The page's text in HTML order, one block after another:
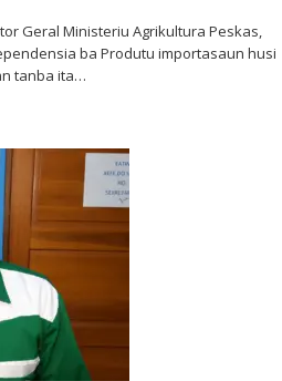
Geral Ministeriu Agrikultura Peskas,
ba Produtu importasaun husi
tanba ita…